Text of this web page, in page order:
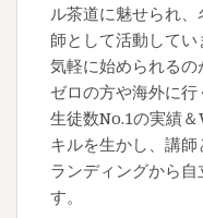
ル茶道に魅せられ
師として活動してい
気軽に始められる
ゼロの方や海外に行
生徒数No.1の実績
キルを生かし、講
ランディングから
す。